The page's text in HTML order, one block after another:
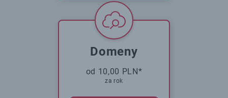
Domeny
od 10,00 PLN*
za rok